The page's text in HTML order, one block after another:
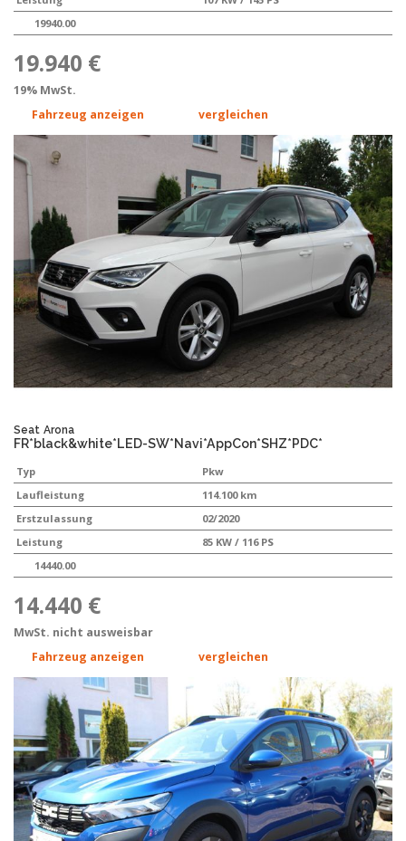
19940.00
19.940 €
19% MwSt.
Fahrzeug anzeigen
vergleichen
Seat Arona
FR*black&white*LED-SW*Navi*AppCon*SHZ*PDC*
Typ
Pkw
Laufleistung
114.100 km
Erstzulassung
02/2020
Leistung
85 KW / 116 PS
14440.00
14.440 €
MwSt. nicht ausweisbar
Fahrzeug anzeigen
vergleichen